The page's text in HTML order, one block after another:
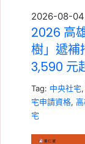
2026-08-04
2026 高
樹」遞補
3,590 元
Tag: 中央社宅,
宅申請資格,
宅